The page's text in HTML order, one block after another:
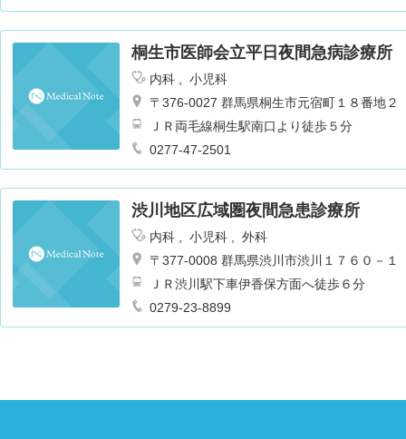
桐生市医師会立平日夜間急病診療所
内科
小児科
〒376-0027 群馬県桐生市元宿町１８番地２
ＪＲ両毛線桐生駅南口より徒歩５分
0277-47-2501
渋川地区広域圏夜間急患診療所
内科 小児科
外科
〒377-0008 群馬県渋川市渋川１７６０－１
ＪＲ渋川駅下車伊香保方面へ徒歩６分
0279-23-8899